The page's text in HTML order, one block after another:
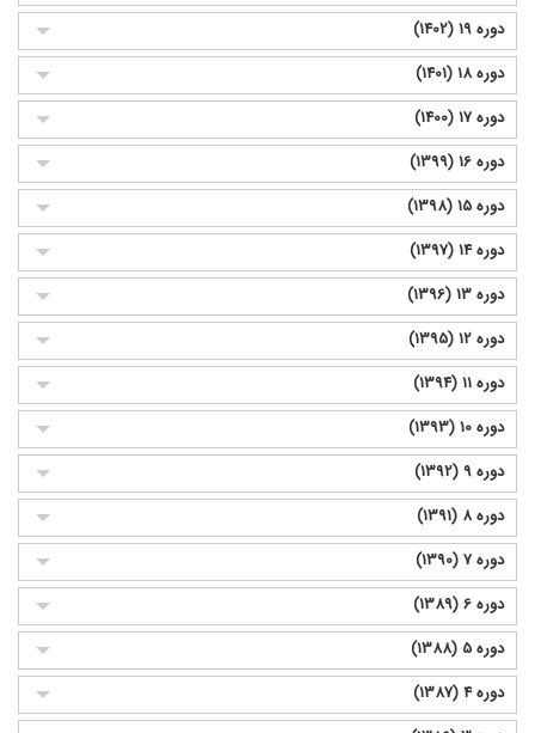
دوره 19 (1402)
دوره 18 (1401)
دوره 17 (1400)
دوره 16 (1399)
دوره 15 (1398)
دوره 14 (1397)
دوره 13 (1396)
دوره 12 (1395)
دوره 11 (1394)
دوره 10 (1393)
دوره 9 (1392)
دوره 8 (1391)
دوره 7 (1390)
دوره 6 (1389)
دوره 5 (1388)
دوره 4 (1387)